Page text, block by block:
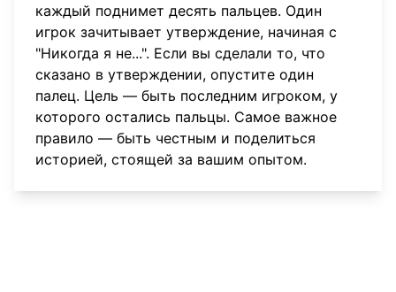
каждый поднимет десять пальцев. Один
игрок зачитывает утверждение, начиная с
"Никогда я не...". Если вы сделали то, что
сказано в утверждении, опустите один
палец. Цель — быть последним игроком, у
которого остались пальцы. Самое важное
правило — быть честным и поделиться
историей, стоящей за вашим опытом.